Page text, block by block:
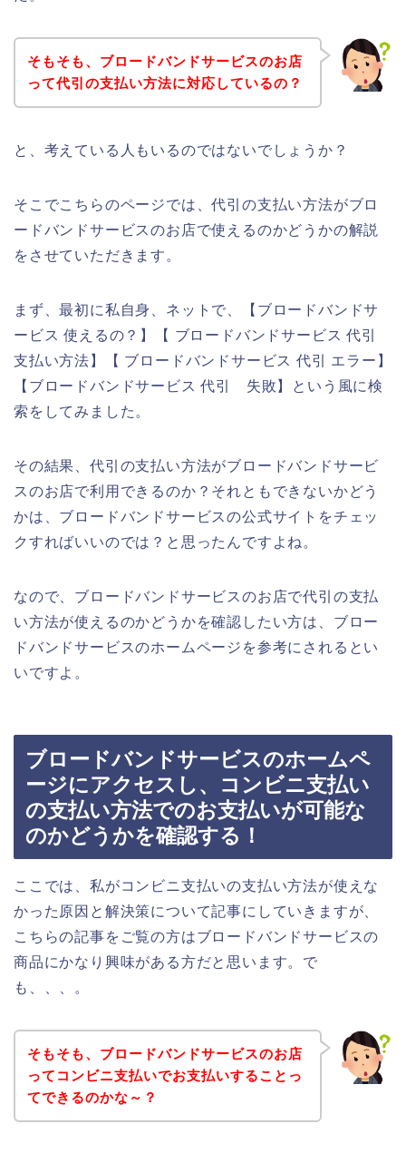
そもそも、ブロードバンドサービスのお店
って代引の支払い方法に対応しているの？
と、考えている人もいるのではないでしょうか？
そこでこちらのページでは、代引の支払い方法がブロ
ードバンドサービスのお店で使えるのかどうかの解説
をさせていただきます。
まず、最初に私自身、ネットで、【ブロードバンドサ
ービス 使えるの？】【 ブロードバンドサービス 代引
支払い方法】【 ブロードバンドサービス 代引 エラー】
【ブロードバンドサービス 代引 失敗】という風に検
索をしてみました。
その結果、代引の支払い方法がブロードバンドサービ
スのお店で利用できるのか？それともできないかどう
かは、ブロードバンドサービスの公式サイトをチェッ
クすればいいのでは？と思ったんですよね。
なので、ブロードバンドサービスのお店で代引の支払
い方法が使えるのかどうかを確認したい方は、ブロー
ドバンドサービスのホームページを参考にされるとい
いですよ。
ブロードバンドサービスのホームペ
ージにアクセスし、コンビニ支払い
の支払い方法でのお支払いが可能な
のかどうかを確認する！
ここでは、私がコンビニ支払いの支払い方法が使えな
かった原因と解決策について記事にしていきますが、
こちらの記事をご覧の方はブロードバンドサービスの
商品にかなり興味がある方だと思います。で
も、、、。
そもそも、ブロードバンドサービスのお店
ってコンビニ支払いでお支払いすることっ
てできるのかな～？